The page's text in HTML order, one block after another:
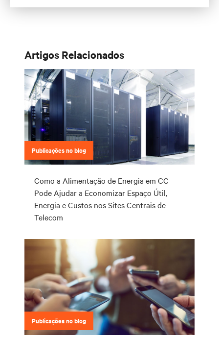
Artigos Relacionados
Publicações no blog
Como a Alimentação de Energia em CC
Pode Ajudar a Economizar Espaço Útil,
Energia e Custos nos Sites Centrais de
Telecom
Publicações no blog